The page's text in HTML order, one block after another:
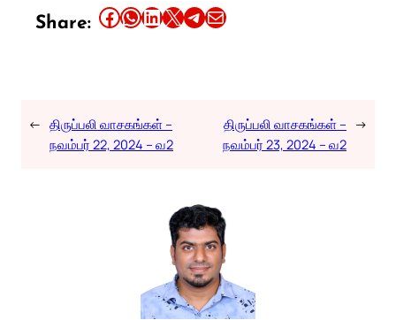
Share: Share this article on Facebook Share this article on WhatsApp Share this article on LinkedIn Share this article on X Share this article on TelegramEmail this Article
← திருப்பலி வாசகங்கள் –
நவம்பர் 22, 2024 – வ2
திருப்பலி வாசகங்கள் –
நவம்பர் 23, 2024 – வ2
→